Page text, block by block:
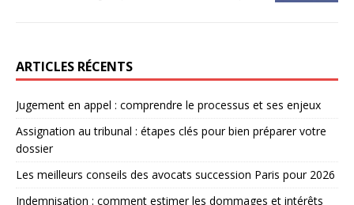
ARTICLES RÉCENTS
Jugement en appel : comprendre le processus et ses enjeux
Assignation au tribunal : étapes clés pour bien préparer votre
dossier
Les meilleurs conseils des avocats succession Paris pour 2026
Indemnisation : comment estimer les dommages et intérêts